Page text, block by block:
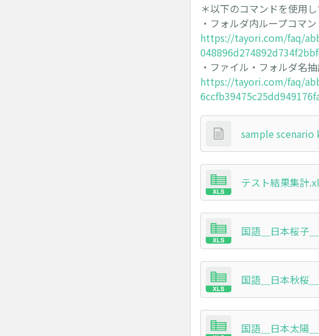
＊以下のコマンドを使用し
・フォルダ内ループコマン
https://tayori.com/faq/
・ファイル・フォルダ名
https://tayori.com/faq/
sample scenario
テスト結果集計
国語＿日本桜子
国語＿日本秋桜
国語＿日本太陽